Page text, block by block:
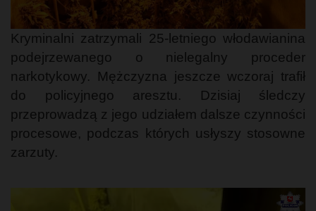
Kryminalni zatrzymali 25-letniego włodawianina
podejrzewanego o nielegalny proceder
narkotykowy. Mężczyzna jeszcze wczoraj trafił
do policyjnego aresztu. Dzisiaj śledczy
przeprowadzą z jego udziałem dalsze czynności
procesowe, podczas których usłyszy stosowne
zarzuty.